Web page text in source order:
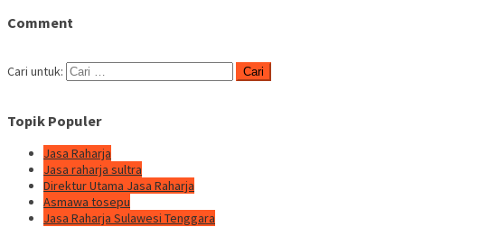
Comment
Cari untuk:
Topik Populer
Jasa Raharja
Jasa raharja sultra
Direktur Utama Jasa Raharja
Asmawa tosepu
Jasa Raharja Sulawesi Tenggara